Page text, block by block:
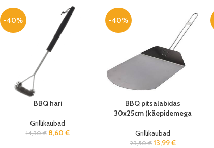
-40%
BBQ hari
Grillikaubad
14,30€ 8,60 €
-40%
BBQ pitsalabidas
30x25cm (käepidemega
Grillikaubad
23,50€ 13,99€